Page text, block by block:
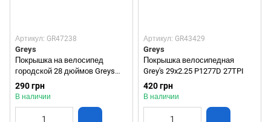
Артикул: GR47238
Greys
Покрышка на велосипед
городской 28 дюймов Greys
27TPI (GR47238)
290 грн
В наличии
Артикул: GR43429
Greys
Покрышка велосипедная
Grey's 29x2.25 P1277D 27TPI
420 грн
В наличии